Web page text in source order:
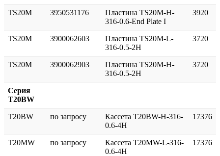
TS20M 3950531176
Пластина TS20M-H-
316-0.6-End Plate I
3920
TS20M 3900062603
Пластина TS20M-L-
316-0.5-2H
3720
TS20M 3900062903
Пластина TS20M-H-
316-0.5-2H
3720
Серия
T20BW
T20BW по запросу
Кассета T20BW-H-316-
0.6-4H
17376
T20MW по запросу
Кассета T20MW-L-316-
0.6-4H
17376